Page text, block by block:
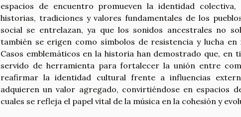
espacios de encuentro promueven la identidad
historias, tradiciones y valores fundamentales de los
social se entrelazan, ya que los sonidos ancestrales no
también se erigen como símbolos de resistencia y lucha
Casos emblemáticos en la historia han demostrado que, en
servido de herramienta para fortalecer la unión entre
reafirmar la identidad cultural frente a influencias
adquieren un valor agregado, convirtiéndose en espacios
cuales se refleja el papel vital de la música en la cohesión y